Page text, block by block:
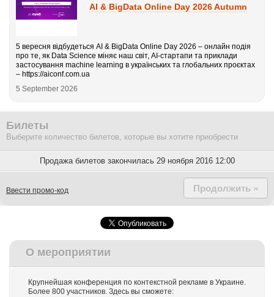
AI & BigData Online Day 2026 Autumn
5 вересня відбудеться AI & BigData Online Day 2026 – онлайн подія
про те, як Data Science міняє наш світ, AI-стартапи та приклади
застосування machine learning в українських та глобальних проєктах
– https://aiconf.com.ua
5 September 2026
Билеты
Выберите количество билетов, которые вы хотите приобрести
Продажа билетов закончилась 29 ноября 2016 12:00
Продолжить »
Ввести промо-код
О мероприятии
Крупнейшая конференция по контекстной рекламе в Украине.
Более 800 участников. Здесь вы сможете: